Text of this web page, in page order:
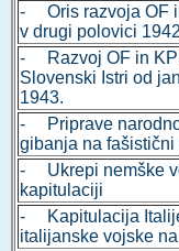
- Oris razvoja OF
v drugi polovici
- Razvoj OF in
Slovenski Istri od
1943.
- Priprave
gibanja na fašistični
- Ukrepi nemške
kapitulaciji
- Kapitulacija
italijanske vojske